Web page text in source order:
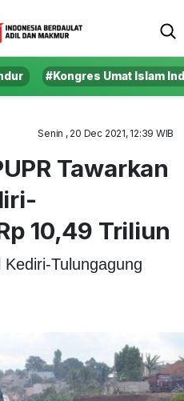
#Kongres Umat Islam
Senin , 20 Dec 2021, 12:39 WIB
Tawarkan
10,49 Triliun
Tulungagung